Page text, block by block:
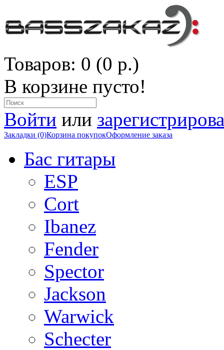
Товаров: 0 (0 р.)
В корзине пусто!
Войти или
Закладки (0)Корзина покупокОформление заказа
Бас гитары
ESP
Cort
Ibanez
Fender
Spector
Jackson
Warwick
Schecter